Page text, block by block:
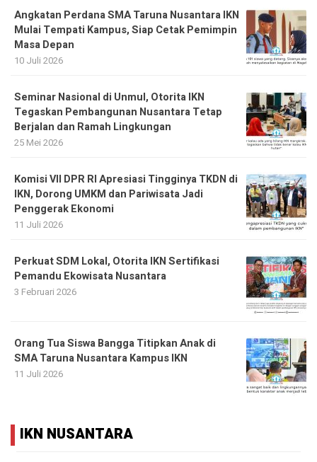
Angkatan Perdana SMA Taruna Nusantara IKN
Mulai Tempati Kampus, Siap Cetak Pemimpin
Masa Depan
10 Juli 2026
Seminar Nasional di Unmul, Otorita IKN
Tegaskan Pembangunan Nusantara Tetap
Berjalan dan Ramah Lingkungan
25 Mei 2026
Komisi VII DPR RI Apresiasi Tingginya TKDN di
IKN, Dorong UMKM dan Pariwisata Jadi
Penggerak Ekonomi
11 Juli 2026
Perkuat SDM Lokal, Otorita IKN Sertifikasi
Pemandu Ekowisata Nusantara
3 Februari 2026
Orang Tua Siswa Bangga Titipkan Anak di
SMA Taruna Nusantara Kampus IKN
11 Juli 2026
IKN NUSANTARA